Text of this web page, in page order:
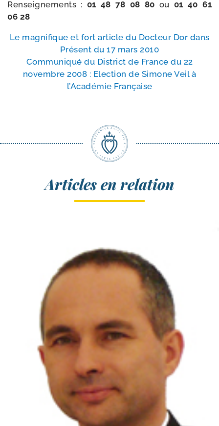
Renseignements : 01 48 78 08 80 ou 01 40 61
06 28
Le magni­fique et fort article du Docteur Dor dans
Présent du 17 mars 2010
Communiqué du District de France du 22
novembre 2008 : Election de Simone Veil à
l’Académie Française
Articles en relation